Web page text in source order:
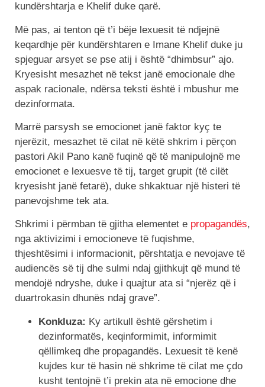
kundërshtarja e Khelif duke qarë.
Më pas, ai tenton që t’i bëje lexuesit të ndjejnë
keqardhje për kundërshtaren e Imane Khelif duke ju
spjeguar arsyet se pse atij i është “dhimbsur” ajo.
Kryesisht mesazhet në tekst janë emocionale dhe
aspak racionale, ndërsa teksti është i mbushur me
dezinformata.
Marrë parsysh se emocionet janë faktor kyç te
njerëzit, mesazhet të cilat në këtë shkrim i përçon
pastori Akil Pano kanë fuqinë që të manipulojnë me
emocionet e lexuesve të tij, target grupit (të cilët
kryesisht janë fetarë), duke shkaktuar një histeri të
panevojshme tek ata.
Shkrimi i përmban të gjitha elementet e propagandës,
nga aktivizimi i emocioneve të fuqishme,
thjeshtësimi i informacionit, përshtatja e nevojave të
audiencës së tij dhe sulmi ndaj gjithkujt që mund të
mendojë ndryshe, duke i quajtur ata si “njerëz që i
duartrokasin dhunës ndaj grave”.
Konkluza: Ky artikull është gërshetim i
dezinformatës, keqinformimit, informimit
qëllimkeq dhe propagandës. Lexuesit të kenë
kujdes kur të hasin në shkrime të cilat me çdo
kusht tentojnë t’i prekin ata në emocione dhe